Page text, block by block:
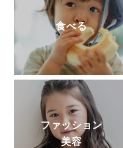
食べる
ファッション
美容